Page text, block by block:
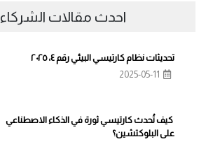
احدث مقالات الشركاء
تحديثات نظام كارتيسي البيئي رقم ٤، ٢٠٢٥
2025-05-11
كيف تُحدث كارتيسي ثورة في الذكاء الاصطناعي
على البلوكتشين؟